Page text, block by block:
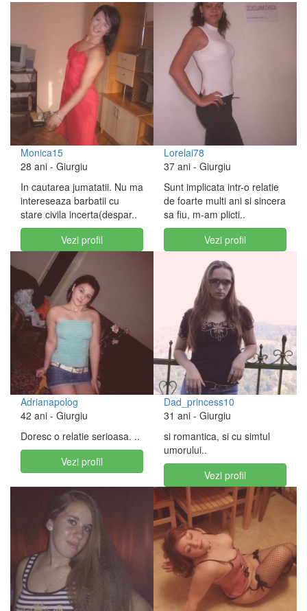
Monica15
28 ani - Giurgiu
In cautarea jumatatii. Nu ma
intereseaza barbatii cu
stare civila incerta(despar..
Vezi profil
Lorelai78
37 ani - Giurgiu
Sunt implicata intr-o relatie
de foarte multi ani si sincera
sa fiu, m-am plicti..
Vezi profil
Adrianapolog
42 ani - Giurgiu
Doresc o relatie serioasa. ..
Vezi profil
Dad_princess10
31 ani - Giurgiu
si romantica, si cu simtul
umorului..
Vezi profil